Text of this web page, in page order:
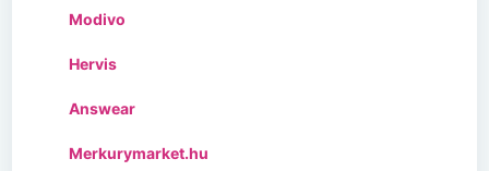
Modivo
Hervis
Answear
Merkurymarket.hu